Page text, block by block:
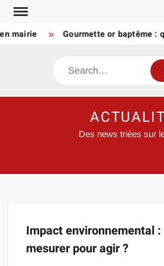
Skip
content
mairie Gourmette or baptême :
Search
Des news triées sur
Impact environnemental
mesurer pour agir ?